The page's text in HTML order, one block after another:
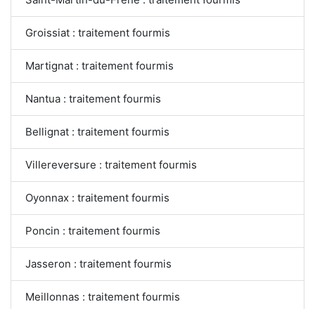
Groissiat : traitement fourmis
Martignat : traitement fourmis
Nantua : traitement fourmis
Bellignat : traitement fourmis
Villereversure : traitement fourmis
Oyonnax : traitement fourmis
Poncin : traitement fourmis
Jasseron : traitement fourmis
Meillonnas : traitement fourmis